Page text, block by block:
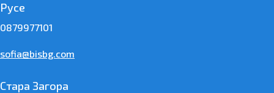
Русе
0879977101
sofia@bisbg.com
Стара Загора